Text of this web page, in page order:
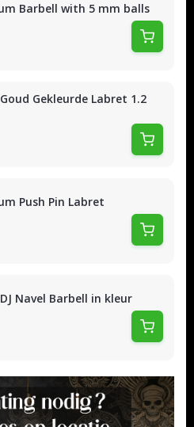
Barbell with 5 mm balls
Gekleurde Labret 1.2
Push Pin Labret
Navel Barbell in kleur